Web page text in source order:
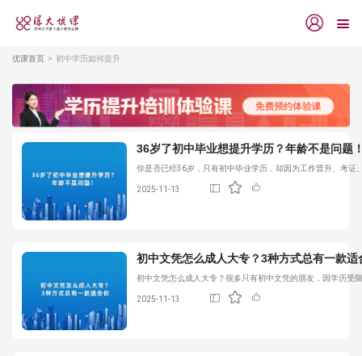
优课首页 初中学历如何提升
36岁了初中毕业想提升学历？年龄不是问题
你是否已经36岁，只有初中毕业学历，却因为工作晋升、考证
2025-11-13
初中文凭怎么成人大专？3种方式总有一款适
初中文凭怎么成人大专？很多只有初中文凭的朋友，因学历受
2025-11-13